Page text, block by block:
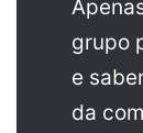
grupo
e
da